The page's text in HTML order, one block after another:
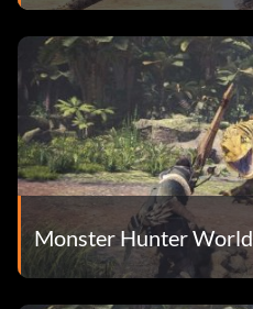
Monster Hunter World